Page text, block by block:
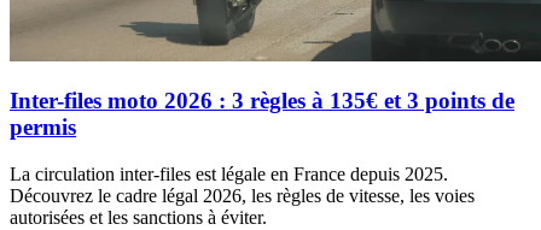
Inter-files moto 2026 : 3 règles à 135€ et 3 points de
permis
La circulation inter-files est légale en France depuis 2025.
Découvrez le cadre légal 2026, les règles de vitesse, les voies
autorisées et les sanctions à éviter.